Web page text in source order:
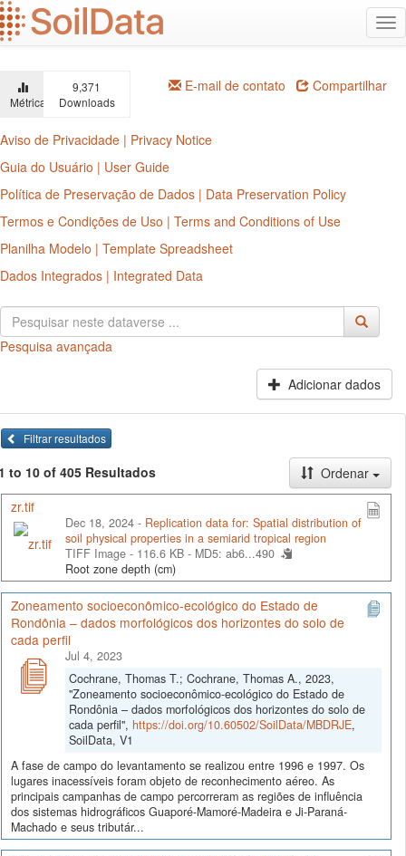
Ir
para
o
principal
Métricas
9,371
Downloads
E-mail de contato Compartilhar
Aviso de Privacidade | Privacy Notice
Guia do Usuário | User Guide
Política de Preservação de Dados | Data Preservation Policy
Termos e Condições de Uso | Terms and Conditions of Use
Planilha Modelo | Template Spreadsheet
Dados Integrados | Integrated Data
Pesquisa avançada
Adicionar dados
Filtrar resultados
to 10 of 405 Resultados
Ordenar
zr.tif
Dec 18, 2024 - Replication data for: Spatial distribution of
soil physical properties in a semiarid tropical region
TIFF Image - 116.6 KB - MD5: ab6...490
Root zone depth (cm)
Zoneamento socioeconômico-ecológico do Estado de
Rondônia – dados morfológicos dos horizontes do solo de
cada perfil
Jul 4, 2023
Cochrane, Thomas T.; Cochrane, Thomas A., 2023,
"Zoneamento socioeconômico-ecológico do Estado de
Rondônia – dados morfológicos dos horizontes do solo de
cada perfil", https://doi.org/10.60502/SoilData/MBDRJE,
SoilData, V1
A fase de campo do levantamento se realizou entre 1996 e 1997. Os
lugares inacessíveis foram objeto de reconhecimento aéreo. As
principais campanhas de campo percorreram as regiões de influência
dos sistemas hidrográficos Guaporé-Mamoré-Madeira e Ji-Paraná-
Machado e seus tributár...